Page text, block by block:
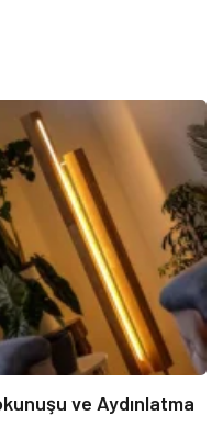
ve Aydınlatma